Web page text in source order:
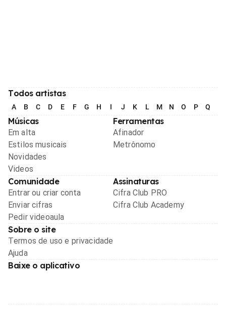
Todos artistas
A B C D E F G H I J K L M N O P Q
Músicas
Em alta
Estilos musicais
Novidades
Videos
Ferramentas
Afinador
Metrônomo
Comunidade
Entrar ou criar conta
Enviar cifras
Pedir videoaula
Assinaturas
Cifra Club PRO
Cifra Club Academy
Sobre o site
Termos de uso e privacidade
Ajuda
Baixe o aplicativo